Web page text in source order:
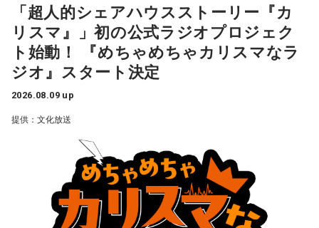
----------------------------------------------------
この日の放送をradikoタイムフリーで聴く
※放送エリア外の方は、プレミアム会員の登録でご利用いた
だけます。
----------------------------------------------------
＜番組概要＞
番組名：杉浦太陽・松井玲奈 日曜まなびより
放送日時：毎週日曜 7:30～7:55
パーソナリティ：杉浦太陽、松井玲奈
番組Webサイト：https://www.tfm.co.jp/manabiyori/
番組公式X：
@manabiyori_tfm
奥迫：その時間がもったいないですから。
江原：もったいない！ それで絶対、他でもやってるから。
LINEとかで。チャラチャラした男ですよ、こいつは。だけ
ど、その結婚される方は気の毒ね。別れちゃうと思うよ、20
年も付き合っておいてそんなことしているんだから。いや
パートナーの奥迫協子、パーソナリティの江原啓之
●江原啓之 今夜の格言
ホですよ、こんなの。早く分かって良かったじゃない。
奥迫：良かったです。私もそう思います。
江原：ねえ。そんな男を見抜けなかった自分を恥じるべき。
それでいて仰るように、結婚される彼女も気の毒ですね。
奥迫：そうなんですよ。こういうことってなかなか……本当に
江原：私はね、他にも（同じようなことをされている女性
が）いると思う。
奥迫：なるほど！
このたび、本日8月9日（日）にTACHIKAWA STAGE
GARDENで開催された3DCG LIVE「凡人社プレゼンツ カリス
マハウスツアー 2026夏」DAY2夜公演にて、レギュラーラジ
オ番組『めちゃめちゃカリスマなラジオ』をスタートするこ
とを発表しました。ラジオ番組には、『カリスマ』のキャラ
太、日向朔公、大河元気、橋詰知久による“七人のカリスマ声
優”が出演。毎回2名程度の組み合わせによる輪番制で、作品
の世界観やキャラクターの魅力を活かした投稿コーナー、楽
曲企画などを展開し、『カリスマ』ならではのラジオをお届
「超人的シェアハウスストーリー『カ
リスマ』」初の公式ラジオプロジェク
ト始動！ 『めちゃめちゃカリスマなラ
ジオ』スタート決定
2026.08.09 up
提供：文化放送